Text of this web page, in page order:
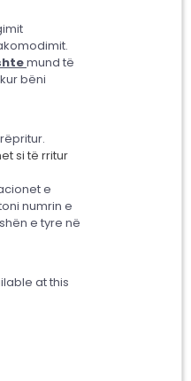
mund të
bëni
si të rritur
e
numrin e
e tyre në
at this